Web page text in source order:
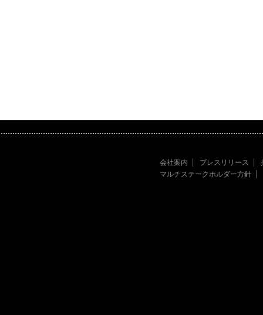
会社案内 プレスリリース
マルチステークホルダー方針